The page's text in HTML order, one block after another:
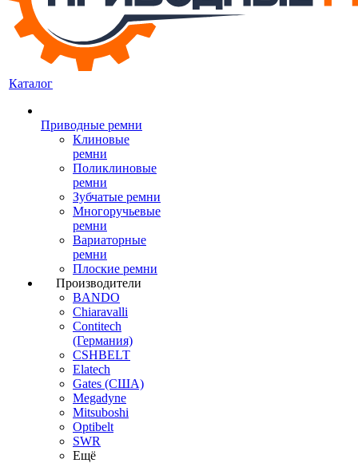
Каталог
Приводные ремни
Клиновые
ремни
Поликлиновые
ремни
Зубчатые ремни
Многоручьевые
ремни
Вариаторные
ремни
Плоские ремни
Производители
BANDO
Chiaravalli
Contitech
(Германия)
CSHBELT
Elatech
Gates (США)
Megadyne
Mitsuboshi
Optibelt
SWR
Ещё